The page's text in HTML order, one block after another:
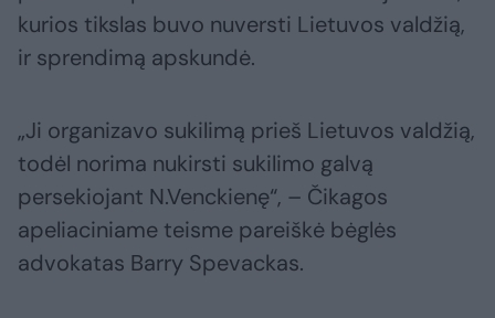
kurios tikslas buvo nuversti Lietuvos valdžią,
ir sprendimą apskundė.
„Ji organizavo sukilimą prieš Lietuvos valdžią,
todėl norima nukirsti sukilimo galvą
persekiojant N.Venckienę“, – Čikagos
apeliaciniame teisme pareiškė bėglės
advokatas Barry Spevackas.